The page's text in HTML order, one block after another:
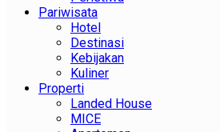
Pariwisata
Hotel
Destinasi
Kebijakan
Kuliner
Properti
Landed House
MICE